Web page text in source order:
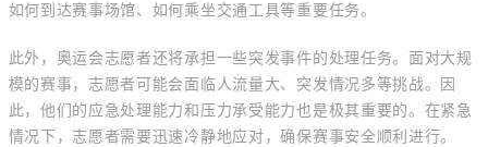
如何到达赛事场馆、如何乘坐交通工具等重要任务。
此外，奥运会志愿者还将承担一些突发事件的处理任务。面对大规
模的赛事，志愿者可能会面临人流量大、突发情况多等挑战。因
此，他们的应急处理能力和压力承受能力也是极其重要的。在紧急
情况下，志愿者需要迅速冷静地应对，确保赛事安全顺利进行。